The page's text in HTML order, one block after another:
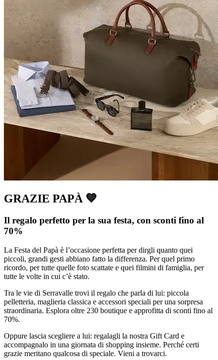
GRAZIE PAPÀ 💙
Il regalo perfetto per la sua festa, con sconti fino al
70%
La Festa del Papà è l’occasione perfetta per dirgli quanto quei
piccoli, grandi gesti abbiano fatto la differenza. Per quel primo
ricordo, per tutte quelle foto scattate e quei filmini di famiglia, per
tutte le volte in cui c’è stato.
Tra le vie di Serravalle trovi il regalo che parla di lui: piccola
pelletteria, maglieria classica e accessori speciali per una sorpresa
straordinaria. Esplora oltre 230 boutique e approfitta di sconti fino al
70%.
Oppure lascia scegliere a lui: regalagli la nostra Gift Card e
accompagnalo in una giornata di shopping insieme. Perché certi
grazie meritano qualcosa di speciale. Vieni a trovarci.